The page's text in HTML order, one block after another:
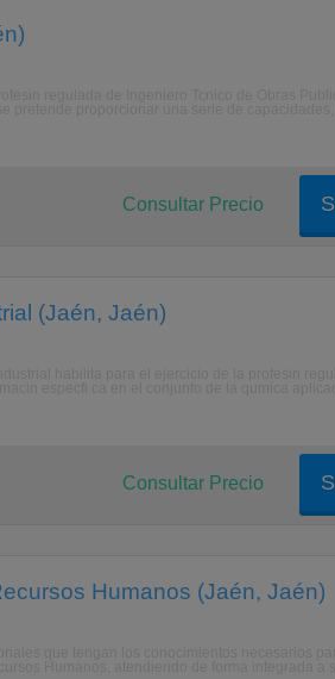
Consultar Precio
(Jaén, Jaén)
Consultar Precio
Humanos (Jaén, Jaén)